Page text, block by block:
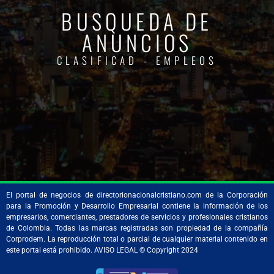
BUSQUEDA DE
ANUNCIOS
CLASIFICAD - EMPLEOS
El portal de negocios de directorionacionalcristiano.com de la Corporación
para la Promoción y Desarrollo Empresarial contiene la información de los
empresarios, comerciantes, prestadores de servicios y profesionales cristianos
de Colombia. Todas las marcas registradas son propiedad de la compañía
Corprodem. La reproducción total o parcial de cualquier material contenido en
este portal está prohibido. AVISO LEGAL © Copyright 2024